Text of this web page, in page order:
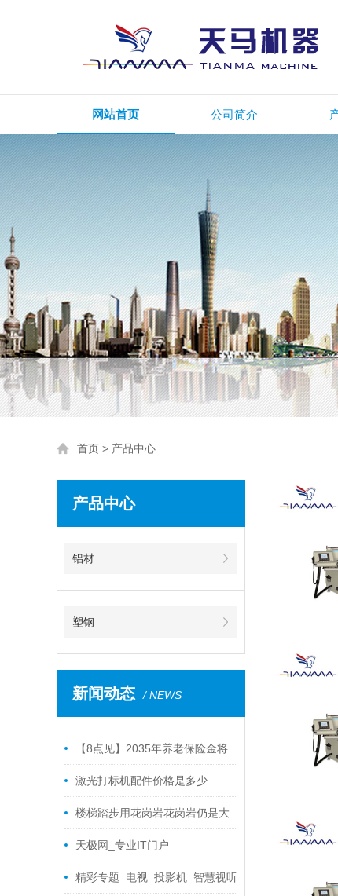
网站首页 公司简介
首页 > 产品中心
产品中心
铝材
塑钢
新闻动态 / NEWS
【8点见】2035年养老保险金将
要用光？ 人社部回应了！
激光打标机配件价格是多少
楼梯踏步用花岗岩花岗岩仍是大
理石？从耐磨、防滑、本钱全面剖
析
天极网_专业IT门户
精彩专题_电视_投影机_智慧视听